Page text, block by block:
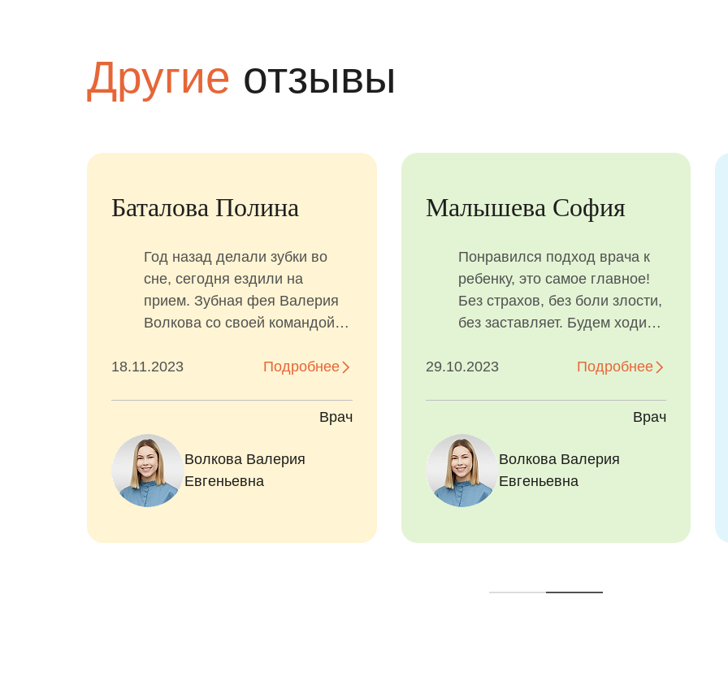
Другие отзывы
Афанасьева Эвита
Всё понравилось. Все на
высшем уровне. Классно, что
есть такая клиника для детей!
Подробнее
10.01.2024
Врач
Волкова Валерия
Евгеньевна
Ендальцева Алиса
Дети впервые
воспользовались проф.
чисткой, к ним нашли подход,
ушли без слез и с подарком.
Подробнее
26.11.2023
Врач
Волкова Валерия
Евгеньевна